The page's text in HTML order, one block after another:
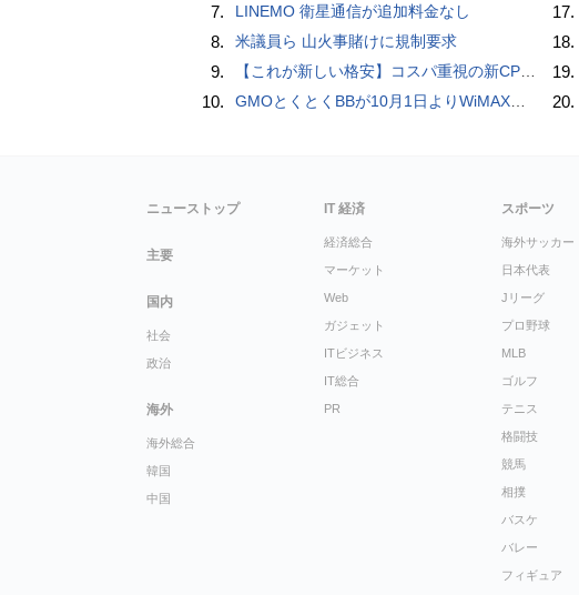
7. LINEMO 衛星通信が追加料金なし
8. 米議員ら 山火事賭けに規制要求
9. 【これが新しい格安】コスパ重視の新CPUを搭載した「 Beelink EQi Wildcat Lake Core 3 304」をレビューします。なんと10G LANも搭載していますよ
10. GMOとくとくBBが10月1日よりWiMAXなど月額605円値上げ！全6種の重要変更を徹底解説
17.
18.
19.
20.
ニューストップ
主要
国内
社会
政治
海外
海外総合
韓国
中国
IT 経済
経済総合
マーケット
Web
ガジェット
ITビジネス
IT総合
PR
スポーツ
海外サッカー
日本代表
Jリーグ
プロ野球
MLB
ゴルフ
テニス
格闘技
競馬
相撲
バスケ
バレー
フィギュア